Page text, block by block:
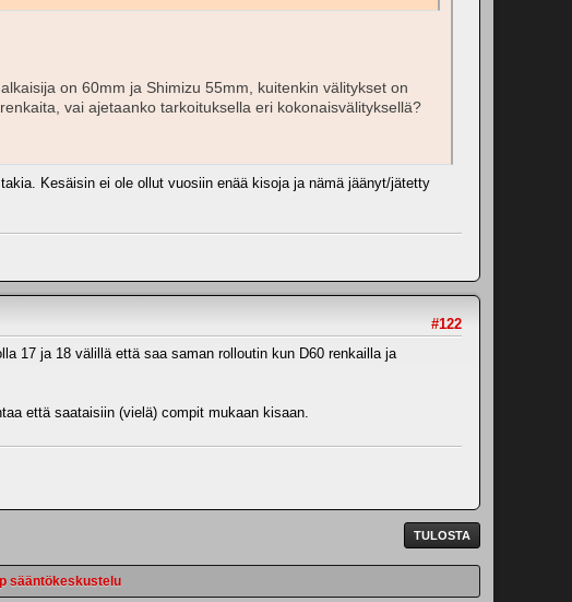
on 60mm ja Shimizu 55mm, kuitenkin välitykset on
vai ajetaanko tarkoituksella eri kokonaisvälityksellä?
Kesäisin ei ole ollut vuosiin enää kisoja ja nämä jäänyt/jätetty
#122
17 ja 18 välillä että saa saman rolloutin kun D60 renkailla ja
että saataisiin (vielä) compit mukaan kisaan.
TULOSTA
sääntökeskustelu